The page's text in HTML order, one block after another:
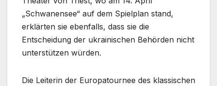
„Schwanensee“ auf dem Spielplan stand,
erklärten sie ebenfalls, dass sie die
Entscheidung der ukrainischen Behörden nicht
unterstützen würden.
Die Leiterin der Europatournee des klassischen